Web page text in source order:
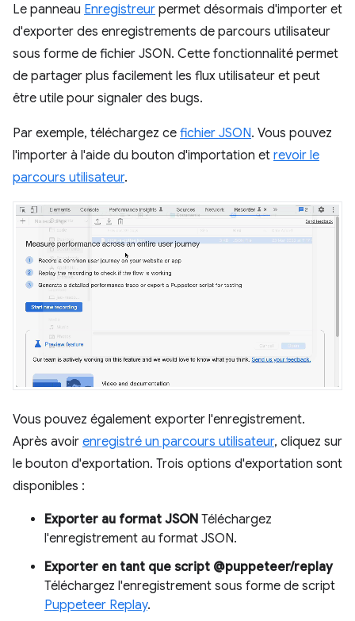
Le panneau Enregistreur permet désormais d'importer et
d'exporter des enregistrements de parcours utilisateur
sous forme de fichier JSON. Cette fonctionnalité permet
de partager plus facilement les flux utilisateur et peut
être utile pour signaler des bugs.
Par exemple, téléchargez ce fichier JSON. Vous pouvez
l'importer à l'aide du bouton d'importation et revoir le
parcours utilisateur.
Vous pouvez également exporter l'enregistrement.
Après avoir enregistré un parcours utilisateur, cliquez sur
le bouton d'exportation. Trois options d'exportation sont
disponibles :
Exporter au format JSON Téléchargez
l'enregistrement au format JSON.
Exporter en tant que script @puppeteer/replay
Téléchargez l'enregistrement sous forme de script
Puppeteer Replay.